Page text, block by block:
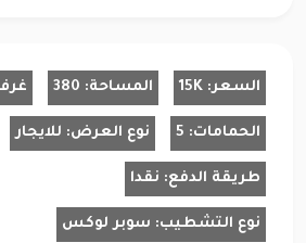
السعر: 15K المساحة: 380
الحمامات: 5 نوع العرض: للايجار
طريقة الدفع: نقدا
نوع التشطيب: سوبر لوكس